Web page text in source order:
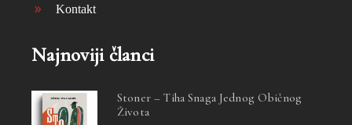
Kontakt
Najnoviji članci
Stoner – Tiha Snaga Jednog Običnog
Života